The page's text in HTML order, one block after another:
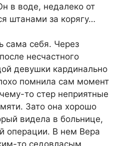
в воде, недалеко от
штанами за корягу…
сама себя. Через
несчастного
девушки кардинально
помнила сам момент
то стер неприятные
Зато она хорошо
видела в больнице,
операции. В нем Вера